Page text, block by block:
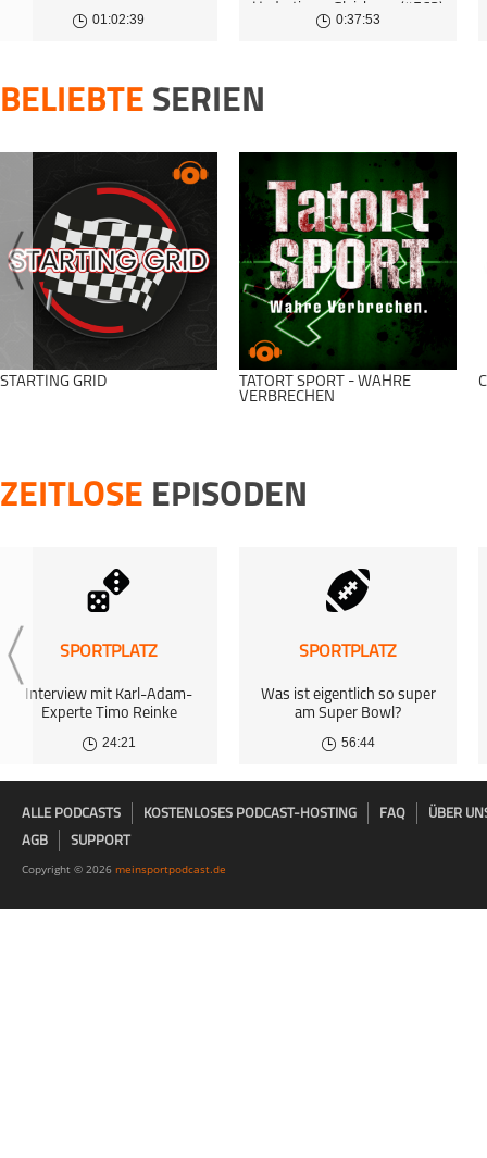
01:02:39 0:37:53
BELIEBTE SERIEN
STARTING GRID
TATORT SPORT - WAHRE
VERBRECHEN
ZEITLOSE EPISODEN
SPORTPLATZ
Interview mit Karl-Adam-
Experte Timo Reinke
24:21
SPORTPLATZ
Was ist eigentlich so super
am Super Bowl?
56:44
ALLE PODCASTS KOSTENLOSES PODCAST-HOSTING FAQ
ÜBER
AGB
SUPPORT
Copyright © 2026 meinsportpodcast.de